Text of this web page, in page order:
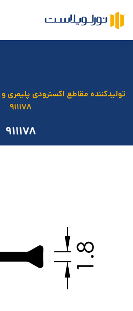
تولیدکننده مقاطع اکسترودی پلیمری
۹۱۱۱۷۸
۹۱۱۱۷۸